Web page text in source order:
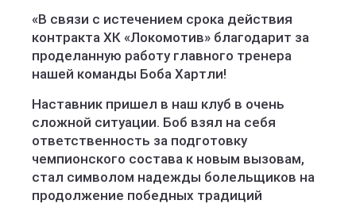
«В связи с истечением срока действия
контракта ХК «Локомотив» благодарит за
проделанную работу главного тренера
нашей команды Боба Хартли!
Наставник пришел в наш клуб в очень
сложной ситуации. Боб взял на себя
ответственность за подготовку
чемпионского состава к новым вызовам,
стал символом надежды болельщиков на
продолжение победных традиций